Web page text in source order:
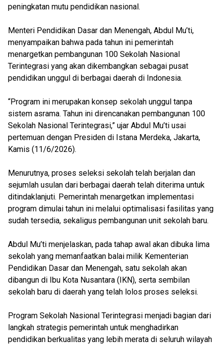
peningkatan mutu pendidikan nasional.
Menteri Pendidikan Dasar dan Menengah, Abdul Mu’ti,
menyampaikan bahwa pada tahun ini pemerintah
menargetkan pembangunan 100 Sekolah Nasional
Terintegrasi yang akan dikembangkan sebagai pusat
pendidikan unggul di berbagai daerah di Indonesia.
“Program ini merupakan konsep sekolah unggul tanpa
sistem asrama. Tahun ini direncanakan pembangunan 100
Sekolah Nasional Terintegrasi,” ujar Abdul Mu’ti usai
pertemuan dengan Presiden di Istana Merdeka, Jakarta,
Kamis (11/6/2026).
Menurutnya, proses seleksi sekolah telah berjalan dan
sejumlah usulan dari berbagai daerah telah diterima untuk
ditindaklanjuti. Pemerintah menargetkan implementasi
program dimulai tahun ini melalui optimalisasi fasilitas yang
sudah tersedia, sekaligus pembangunan unit sekolah baru.
Abdul Mu’ti menjelaskan, pada tahap awal akan dibuka lima
sekolah yang memanfaatkan balai milik Kementerian
Pendidikan Dasar dan Menengah, satu sekolah akan
dibangun di Ibu Kota Nusantara (IKN), serta sembilan
sekolah baru di daerah yang telah lolos proses seleksi.
Program Sekolah Nasional Terintegrasi menjadi bagian dari
langkah strategis pemerintah untuk menghadirkan
pendidikan berkualitas yang lebih merata di seluruh wilayah